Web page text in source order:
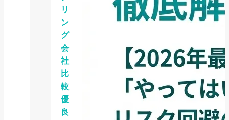
リ
ン
グ
会
社
比
較
優
良